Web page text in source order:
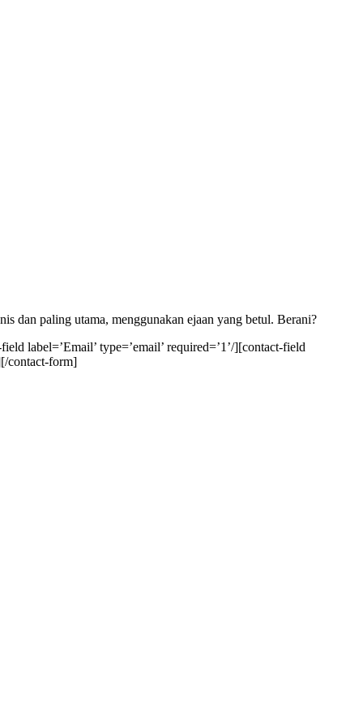
dan paling utama, menggunakan ejaan yang betul. Berani?
label=’Email’ type=’email’ required=’1’/][contact-field
contact-form]